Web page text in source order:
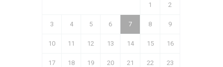
1 2
3 4 5 6 7 8 9
10 11 12 13 14 15 16
17 18 19 20 21 22 23